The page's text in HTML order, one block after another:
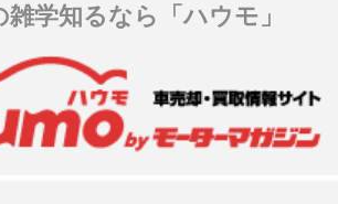
学知るなら「ハウモ」